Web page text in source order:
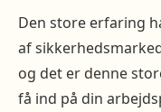
Den store erfaring
af
og det er denne
få ind på din